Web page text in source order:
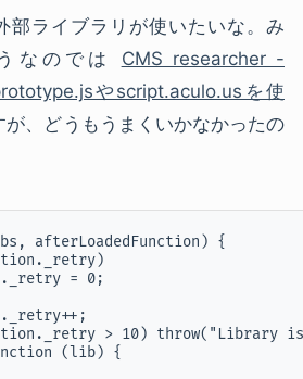
部ライブラリが使いたいな。み
なのでは CMS researcher -
やscript.aculo.usを使
が、どうもうまくいかなかったの
afterLoadedFunction) {
= 0;
> 10) throw("Library is
(lib) {